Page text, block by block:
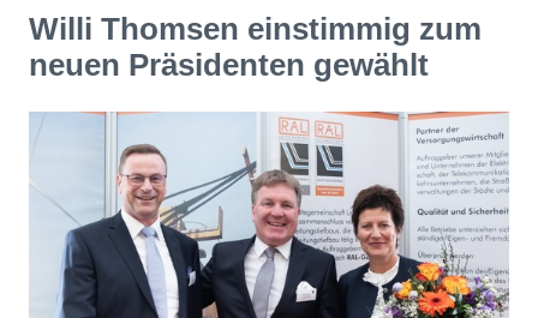
Willi Thomsen einstimmig zum
neuen Präsidenten gewählt